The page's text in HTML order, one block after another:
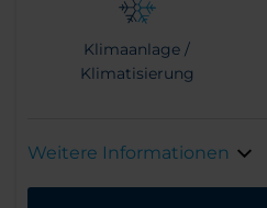
Klimaanlage /
Klimatisierung
Weitere Informationen